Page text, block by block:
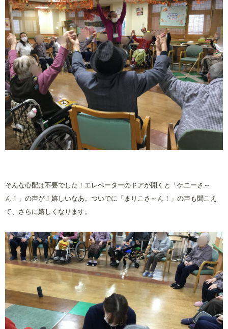
そんな心配は不要でした！エレベーターのドアが開くと「ケニーさ～
ん！」の声が！嬉しいなあ。ついでに「まりこさ～ん！」の声も聞こえ
て、さらに嬉しくなります。